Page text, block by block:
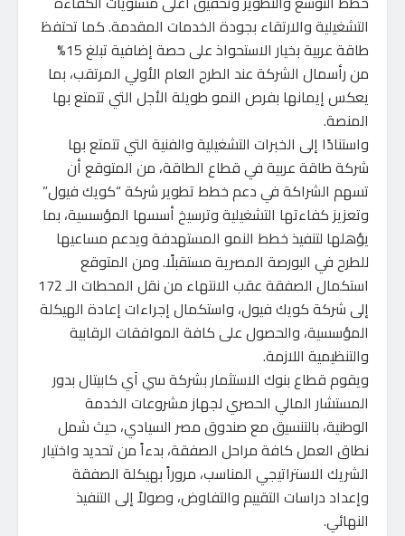
التشغيلية والارتقاء بجودة الخدمات المقدمة. كما تحتفظ
طاقة عربية بخيار الاستحواذ على حصة إضافية تبلغ 15%
من رأسمال الشركة عند الطرح العام الأولي المرتقب، بما
يعكس إيمانها بفرص النمو طويلة الأجل التي تتمتع بها
المنصة.
‏واستنادًا إلى الخبرات التشغيلية والفنية التي تتمتع بها
شركة طاقة عربية في قطاع الطاقة، من المتوقع أن
تسهم الشراكة في دعم خطط تطوير شركة “كويك فيول”
وتعزيز كفاءتها التشغيلية وترسيخ أسسها المؤسسية، بما
يؤهلها لتنفيذ خطط النمو المستهدفة ويدعم مساعيها
للطرح في البورصة المصرية مستقبلًا. ومن المتوقع
استكمال الصفقة عقب الانتهاء من نقل المحطات الـ 172
إلى شركة كويك فيول، واستكمال إجراءات إعادة الهيكلة
المؤسسية، والحصول على كافة الموافقات الرقابية
والتنظيمية اللازمة.
‏ويقوم قطاع بنوك الاستثمار بشركة سي آي كابيتال بدور
المستشار المالي الحصري لجهاز مشروعات الخدمة
الوطنية، بالتنسيق مع صندوق مصر السيادي، حيث شمل
نطاق العمل كافة مراحل الصفقة، بدءاً من تحديد واختيار
الشريك الاستراتيجي المناسب، مروراً بهيكلة الصفقة
وإعداد دراسات التقييم والتفاوض، وصولاً إلى التنفيذ
النهائي.